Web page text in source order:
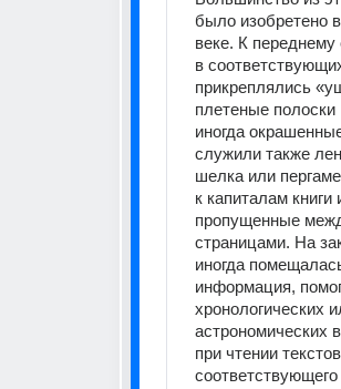
было изобретено
веке. К переднему
в
прикреплялись
плетеные полоски
иногда
служили также
шелка или
к капиталам книги
пропущенные
страницами. На
иногда
информация,
хронологических
астрономических
при чтении текстов